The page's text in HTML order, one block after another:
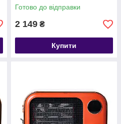
Готово до відправки
2 149 ₴
Купити